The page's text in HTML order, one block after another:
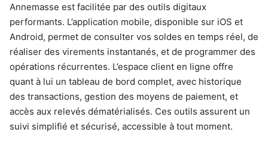
Annemasse est facilitée par des outils digitaux
performants. L’application mobile, disponible sur iOS et
Android, permet de consulter vos soldes en temps réel, de
réaliser des virements instantanés, et de programmer des
opérations récurrentes. L’espace client en ligne offre
quant à lui un tableau de bord complet, avec historique
des transactions, gestion des moyens de paiement, et
accès aux relevés dématérialisés. Ces outils assurent un
suivi simplifié et sécurisé, accessible à tout moment.